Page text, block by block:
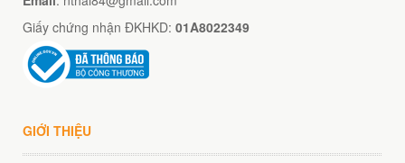
Giấy chứng nhận ĐKHKD: 01A8022349
GIỚI THIỆU